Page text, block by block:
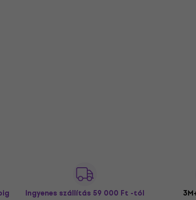
Ingyenes szállítás 59 000 Ft -tól